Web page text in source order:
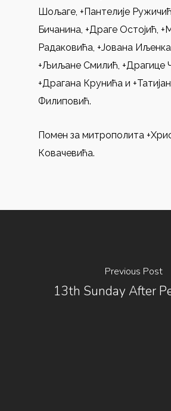
Шољаге, +Пантелије
Бичанина, +Драге Остојић,
Радаковића, +Јована
+Љиљане Смилић, +Драгице
+Драгана Крунића и
Филиповић.
Помен за митрополита
Ковачевића.
Previous Post
13th Sunday After